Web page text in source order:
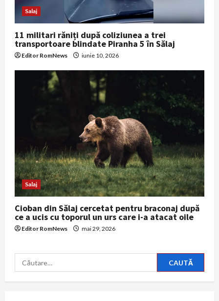
Salaj
11 militari răniți după coliziunea a trei
transportoare blindate Piranha 5 în Sălaj
Editor RomNews iunie 10, 2026
Salaj
Cioban din Sălaj cercetat pentru braconaj după
ce a ucis cu toporul un urs care i-a atacat oile
Editor RomNews mai 29, 2026
Caută
după: